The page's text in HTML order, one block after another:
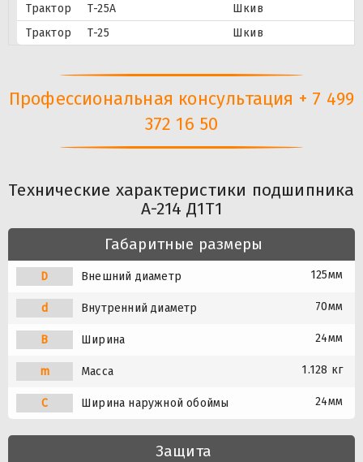
Трактор
Т-25А
Шкив
Трактор
Т-25 Шкив
Профессиональная консультация + 7 499
372 16 50
Технические характеристики подшипника
А-214 Д1Т1
Габаритные размеры
D Внешний диаметр 125мм
d Внутренний диаметр 70мм
B Ширина 24мм
m Масса 1.128 кг
C Ширина наружной обоймы 24мм
Защита